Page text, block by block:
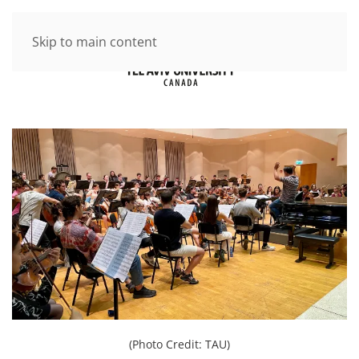
Skip to main content
(Photo Credit: TAU)